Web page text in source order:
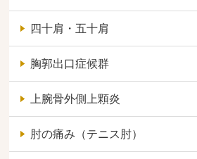
四十肩・五十肩
胸郭出口症候群
上腕骨外側上顆炎
肘の痛み（テニス肘）